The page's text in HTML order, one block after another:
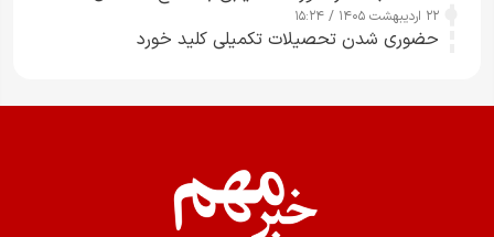
۲۲ اردیبهشت ۱۴۰۵ / ۱۵:۲۴
حضوری شدن تحصیلات تکمیلی کلید خورد